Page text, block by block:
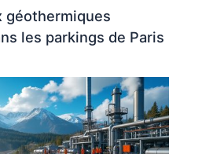
géothermiques
les parkings de Paris